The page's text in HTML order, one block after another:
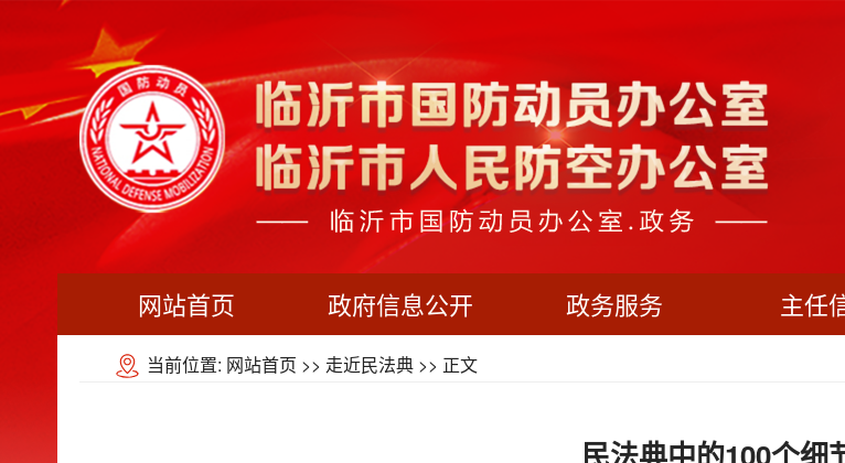
网站首页 政府信息公开 政务服务 主任
当前位置: 网站首页 >> 走近民法典 >> 正文